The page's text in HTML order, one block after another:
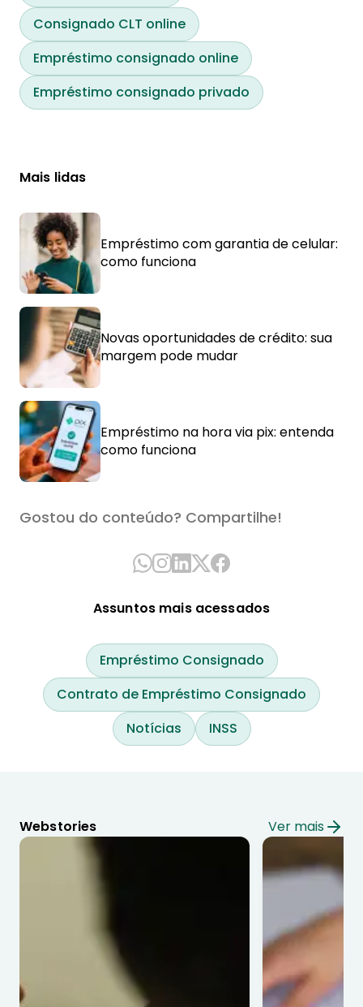
Consignado CLT online
Empréstimo consignado online
Empréstimo consignado privado
Mais lidas
Empréstimo com garantia de celular:
como funciona
Novas oportunidades de crédito: sua
margem pode mudar
Empréstimo na hora via pix: entenda
como funciona
Gostou do conteúdo? Compartilhe!
Assuntos mais acessados
Empréstimo Consignado
Contrato de Empréstimo Consignado
Notícias
INSS
Webstories Ver mais